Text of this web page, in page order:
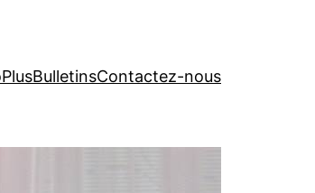
BulletinsContactez-nous